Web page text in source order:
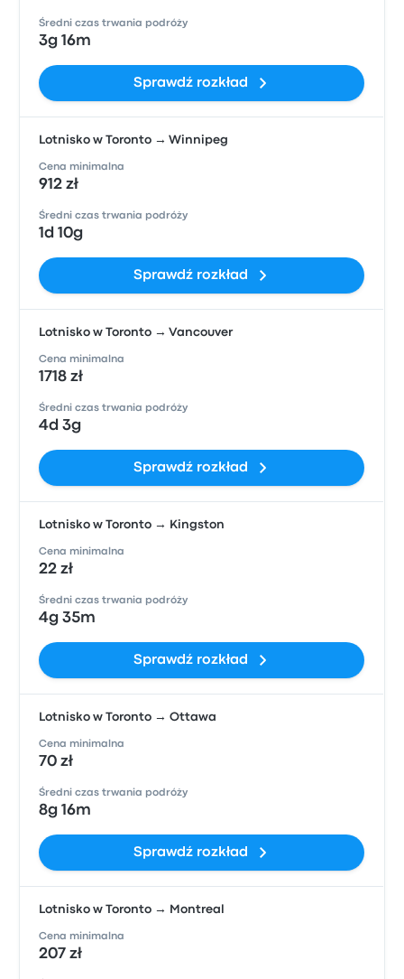
Średni czas trwania podróży
3g 16m
Sprawdź rozkład
Lotnisko w Toronto → Winnipeg
Cena minimalna
912 zł
Średni czas trwania podróży
1d 10g
Sprawdź rozkład
Lotnisko w Toronto → Vancouver
Cena minimalna
1718 zł
Średni czas trwania podróży
4d 3g
Sprawdź rozkład
Lotnisko w Toronto → Kingston
Cena minimalna
22 zł
Średni czas trwania podróży
4g 35m
Sprawdź rozkład
Lotnisko w Toronto → Ottawa
Cena minimalna
70 zł
Średni czas trwania podróży
8g 16m
Sprawdź rozkład
Lotnisko w Toronto → Montreal
Cena minimalna
207 zł